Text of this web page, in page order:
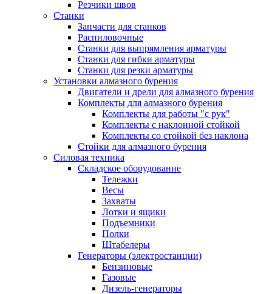
Резчики швов
Станки
Запчасти для станков
Распиловочные
Станки для выпрямления арматуры
Станки для гибки арматуры
Станки для резки арматуры
Установки алмазного бурения
Двигатели и дрели для алмазного бурения
Комплекты для алмазного бурения
Комплекты для работы "с рук"
Комплекты с наклонной стойкой
Комплекты со стойкой без наклона
Стойки для алмазного бурения
Силовая техника
Складское оборудование
Тележки
Весы
Захваты
Лотки и ящики
Подъемники
Полки
Штабелеры
Генераторы (электростанции)
Бензиновые
Газовые
Дизель-генераторы